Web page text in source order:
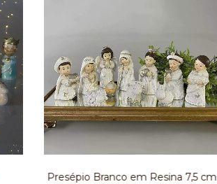
Presépio Branco em Resina 7,5 cm